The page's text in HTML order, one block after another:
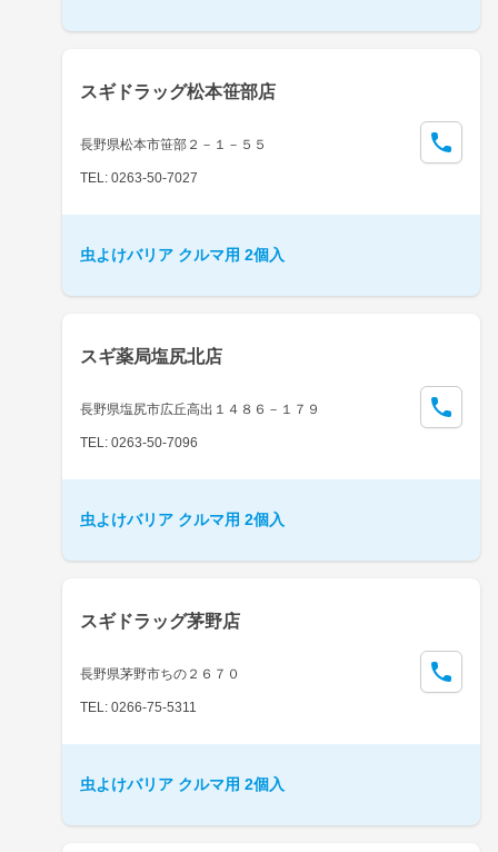
スギドラッグ松本笹部店
長野県松本市笹部２－１－５５
TEL: 0263-50-7027
虫よけバリア クルマ用 2個入
スギ薬局塩尻北店
長野県塩尻市広丘高出１４８６－１７９
TEL: 0263-50-7096
虫よけバリア クルマ用 2個入
スギドラッグ茅野店
長野県茅野市ちの２６７０
TEL: 0266-75-5311
虫よけバリア クルマ用 2個入